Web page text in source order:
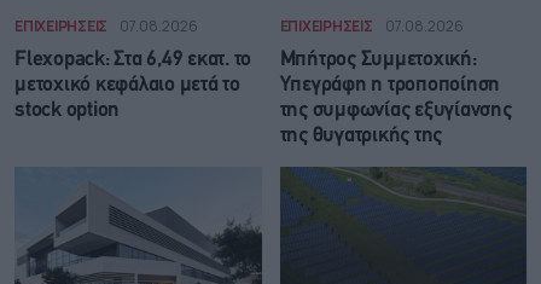
ΕΠΙΧΕΙΡΗΣΕΙΣ 07.08.2026
Flexopack: Στα 6,49 εκατ. το
μετοχικό κεφάλαιο μετά το
stock option
ΕΠΙΧΕΙΡΗΣΕΙΣ 07.08.2026
Μπήτρος Συμμετοχική:
Υπεγράφη η τροποποίηση
της συμφωνίας εξυγίανσης
της θυγατρικής της